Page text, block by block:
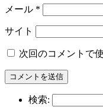
メール *
サイト
次回のコメントで
検索: